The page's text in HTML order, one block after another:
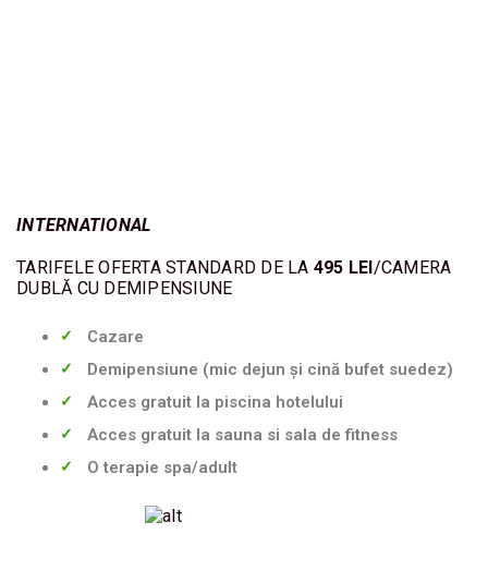
INTERNATIONAL
TARIFELE OFERTA STANDARD DE LA 495 LEI/CAMERA
DUBLĂ CU DEMIPENSIUNE
Cazare
Demipensiune (mic dejun și cină bufet suedez)
Acces gratuit la piscina hotelului
Acces gratuit la sauna si sala de fitness
O terapie spa/adult